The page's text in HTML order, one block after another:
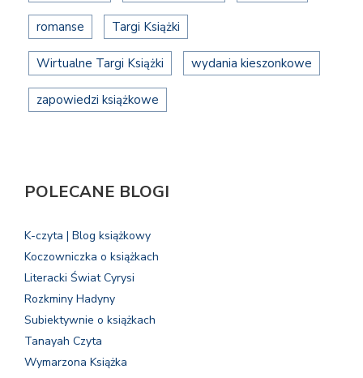
romanse Targi Książki
Wirtualne Targi Książki wydania kieszonkowe
zapowiedzi książkowe
POLECANE BLOGI
K-czyta | Blog książkowy
Koczowniczka o książkach
Literacki Świat Cyrysi
Rozkminy Hadyny
Subiektywnie o książkach
Tanayah Czyta
Wymarzona Książka